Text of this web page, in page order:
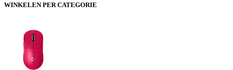
WINKELEN PER CATEGORIE